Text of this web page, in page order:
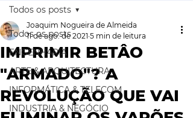
Todos os posts
ENGENHARIA
ARTE & ARQUITECTURA
INFORMÁTICA & TELECOM
INDUSTRIA & NEGÓCIO
Todos os posts
IMPRIMIR BETÂO
"ARMADO"? A
REVOLUÇÃO QUE VAI
Joaquim Nogueira de Almeida
11 de ago. de 2021 5 min de leitura